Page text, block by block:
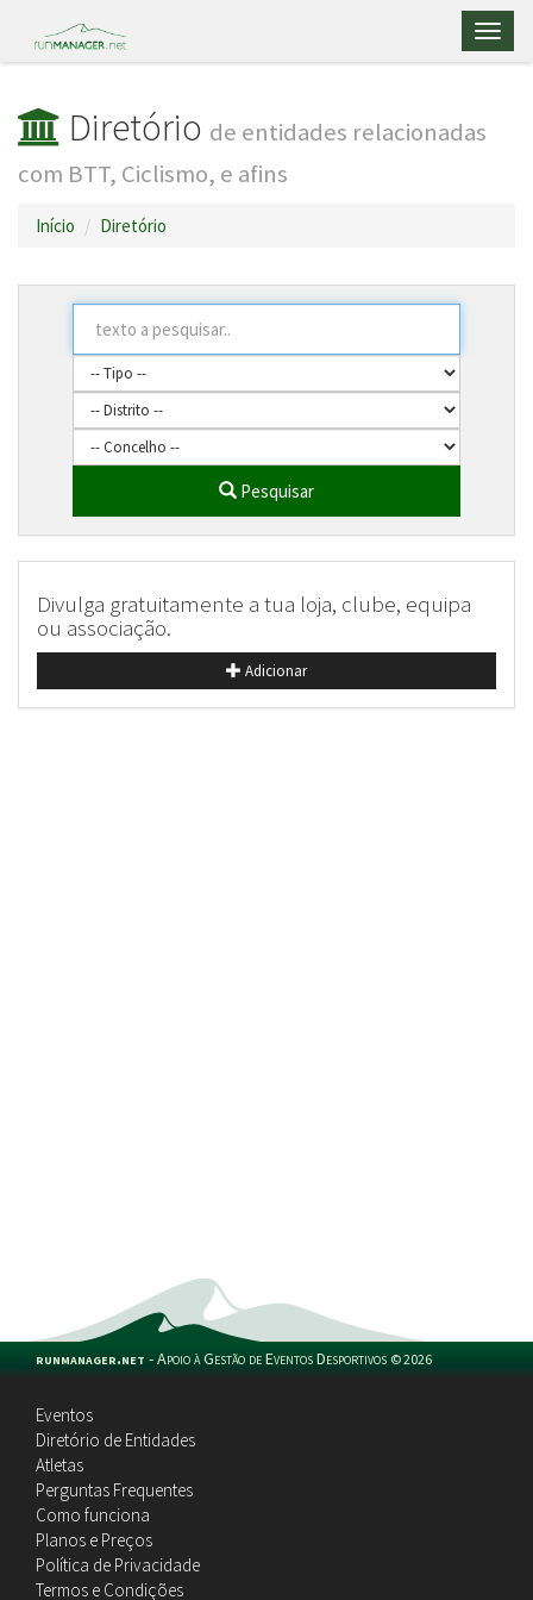
Diretório de entidades relacionadas
com BTT, Ciclismo, e afins
Início Diretório
Pesquisar
Divulga gratuitamente a tua loja, clube, equipa
ou associação.
Adicionar
runmanager.net -Apoio à Gestão de Eventos Desportivos ©2026
Eventos
Diretório de Entidades
Atletas
Perguntas Frequentes
Como funciona
Planos e Preços
Política de Privacidade
Termos e Condições